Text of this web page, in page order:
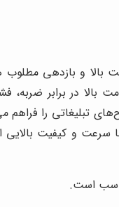
و بازدهی مطلوب
در برابر ضربه،
تبلیغاتی را
سرعت و کیفیت
است.